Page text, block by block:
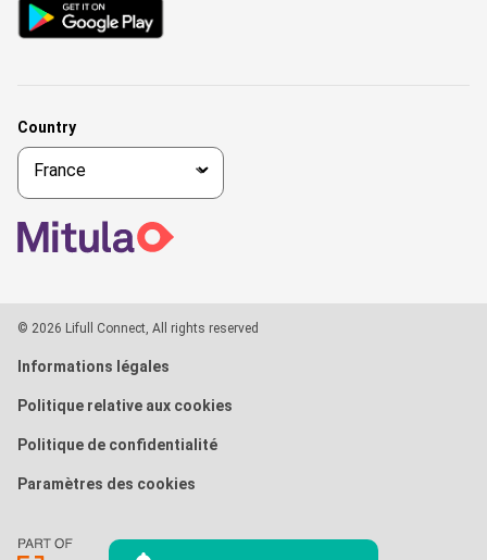
Country
© 2026 Lifull Connect, All rights reserved
Informations légales
Politique relative aux cookies
Politique de confidentialité
Paramètres des cookies